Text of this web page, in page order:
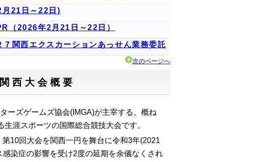
月21日～22日)
（2026年2月21日～22日）
関西エクスカーションあっせん業務委託
次のページへ
西大会概要
ーズゲームズ協会(IMGA)が主宰する、概ね
涯スポーツの国際総合競技大会です。
10回大会を関西一円を舞台に令和3年(2021
染症の影響を受け2度の延期を余儀なくされ